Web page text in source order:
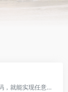
由百度倾力打造的无代码工具，不用写代码，就能实现任意想法，让每个人具备程序员能力